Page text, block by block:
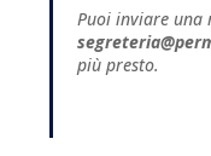
Puoi inviare
più presto.